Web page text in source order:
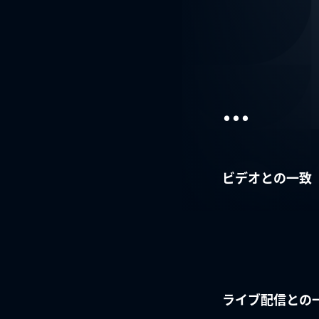
...
ビデオとの一致
ライブ配信との